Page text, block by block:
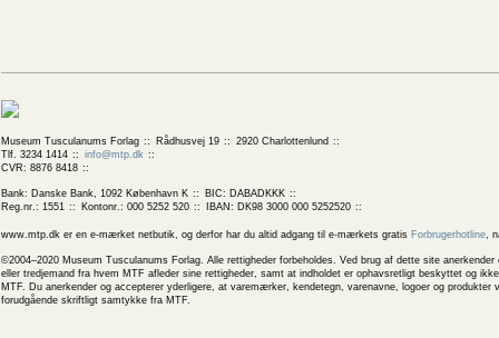
Museum Tusculanums Forlag Rådhusvej 19
2920 Charlottenlund
Tlf. 3234 1414
info@mtp.dk
CVR: 8876 8418
Bank: Danske Bank, 1092 København K
BIC: DABADKKK
Reg.nr.: 1551
Kontonr.: 000 5252 520 IBAN: DK98 3000 000 5252520
www.mtp.dk er en e-mærket netbutik, og derfor har du altid adgang til e-mærkets gratis Forbrugerhotline,
©2004–2020 Museum Tusculanums Forlag. Alle rettigheder forbeholdes. Ved brug af dette site
eller tredjemand fra hvem MTF afleder sine rettigheder, samt at indholdet er ophavsretligt beskyttet og
MTF. Du anerkender og accepterer yderligere, at varemærker, kendetegn, varenavne, logoer og
forudgående skriftligt samtykke fra MTF.